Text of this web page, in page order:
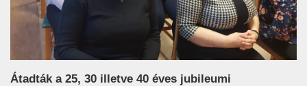
Átadták a 25, 30 illetve 40 éves jubileumi